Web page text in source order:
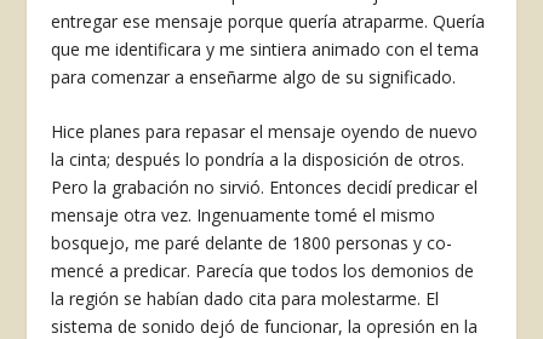
entregar ese mensaje porque quería atraparme. Quería
que me identificara y me sintiera animado con el tema
para comen­zar a enseñarme algo de su significado.
Hice planes para repasar el mensaje oyendo de nuevo
la cinta; después lo pondría a la disposición de otros.
Pero la grabación no sirvió. Entonces decidí predicar el
mensaje otra vez. Ingenua­mente tomé el mismo
bosquejo, me paré delante de 1800 personas y co­
mencé a predicar. Parecía que todos los demonios de
la región se habían dado cita para molestarme. El
sistema de sonido dejó de funcionar, la opre­sión en la